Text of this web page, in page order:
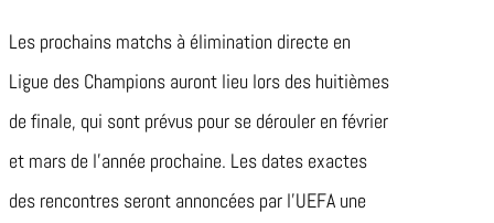
Les prochains matchs à élimination directe en
Ligue des Champions auront lieu lors des huitièmes
de finale, qui sont prévus pour se dérouler en février
et mars de l’année prochaine. Les dates exactes
des rencontres seront annoncées par l’UEFA une